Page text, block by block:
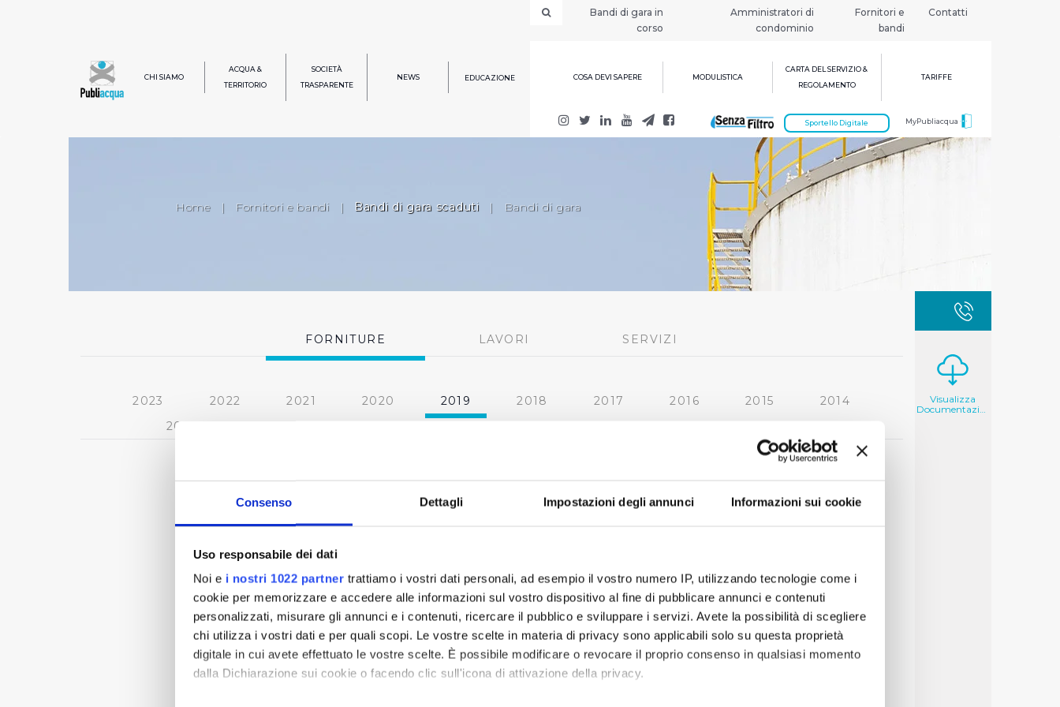
Consenso Dettagli Impostazioni degli annunci Informazioni sui cookie
Uso responsabile dei dati
Noi e i nostri 1022 partner trattiamo i vostri dati personali, ad esempio il vostro numero IP, utilizzando tecnologie come i
cookie per memorizzare e accedere alle informazioni sul vostro dispositivo al fine di pubblicare annunci e contenuti
personalizzati, misurare gli annunci e i contenuti, ricercare il pubblico e sviluppare i servizi. Avete la possibilità di scegliere
chi utilizza i vostri dati e per quali scopi. Le vostre scelte in materia di privacy sono applicabili solo su questa proprietà
digitale in cui avete effettuato le vostre scelte. È possibile modificare o revocare il proprio consenso in qualsiasi momento
dalla Dichiarazione sui cookie o facendo clic sull'icona di attivazione della privacy.
Bandi di gara in
corso
Amministratori di
condominio
Fornitori e
bandi
Contatti
CHI SIAMO
ACQUA &
TERRITORIO
SOCIETÀ
TRASPARENTE
NEWS EDUCAZIONE COSA DEVI SAPERE MODULISTICA
CARTA DEL SERVIZIO &
REGOLAMENTO
TARIFFE
MyPubliacqua
Sportello Digitale
Home | Fornitori e bandi | Bandi di gara scaduti | Bandi di gara
FORNITURE LAVORI SERVIZI
2023 2022 2021 2020 2019 2018 2017 2016 2015
2014
2013
« prima ‹ precedente 1 2 3
Visualizza
Documentazione